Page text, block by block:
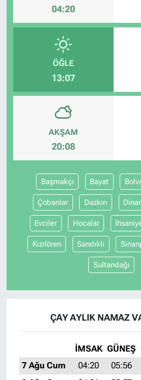
04:20
ÖĞLE
13:07
AKŞAM
20:08
Başmakçı Bayat
Çobanlar Dazkırı Dinar
Evciler Hocalar
Kızılören Sandıklı
Sultandağı
ÇAY AYLIK NAMAZ
İMSAK GÜNEŞ
7 Ağu Cum
04:20 05:56